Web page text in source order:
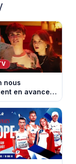
nous
en avance :
à un choix
du 11